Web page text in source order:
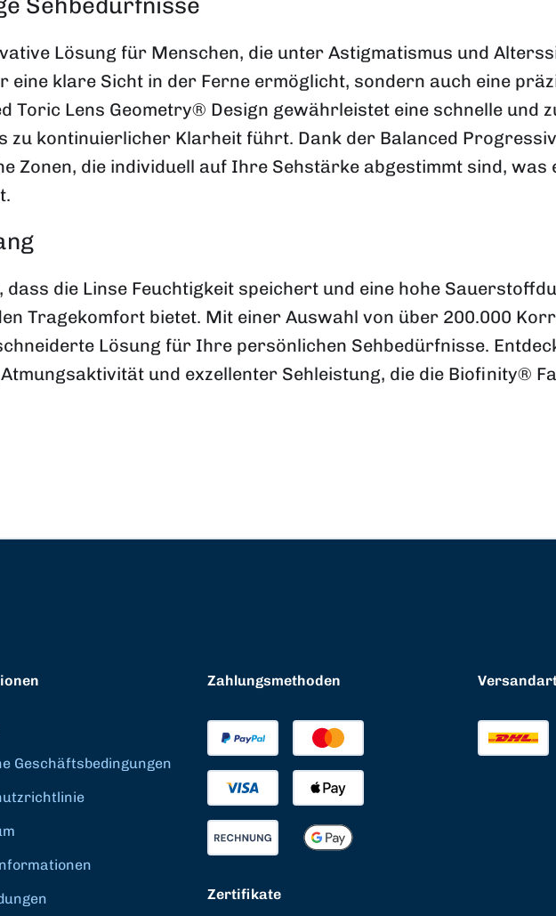
Sehbedürfnisse
Lösung für Menschen, die unter Astigmatismus und
eine klare Sicht in der Ferne ermöglicht, sondern auch eine
Toric Lens Geometry® Design gewährleistet eine schnelle und
zu kontinuierlicher Klarheit führt. Dank der Balanced
Zonen, die individuell auf Ihre Sehstärke abgestimmt sind, was
die Linse Feuchtigkeit speichert und eine hohe
Tragekomfort bietet. Mit einer Auswahl von über 200.000
Lösung für Ihre persönlichen Sehbedürfnisse.
und exzellenter Sehleistung, die die Biofinity®
Geschäftsbedingungen
Zahlungsmethoden
Zertifikate